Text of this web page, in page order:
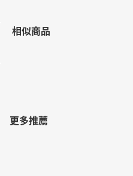
相似商品
更多推薦